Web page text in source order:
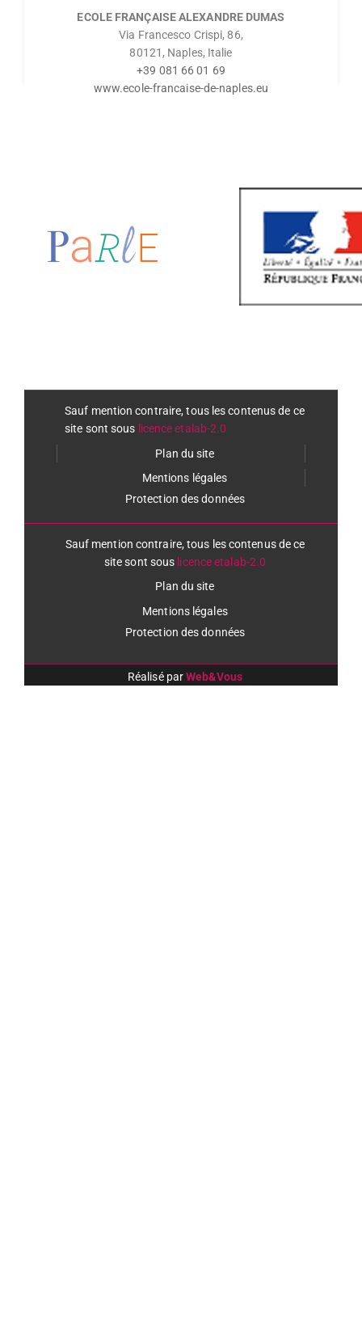
ECOLE FRANÇAISE ALEXANDRE DUMAS
Via Francesco Crispi, 86,
80121, Naples, Italie
+39 081 66 01 69
www.ecole-francaise-de-naples.eu
Sauf mention contraire, tous les contenus de ce
site sont sous licence etalab-2.0
Plan du site
Mentions légales
Protection des données
Sauf mention contraire, tous les contenus de ce
site sont sous licence etalab-2.0
Plan du site
Mentions légales
Protection des données
Réalisé parWeb&Vous